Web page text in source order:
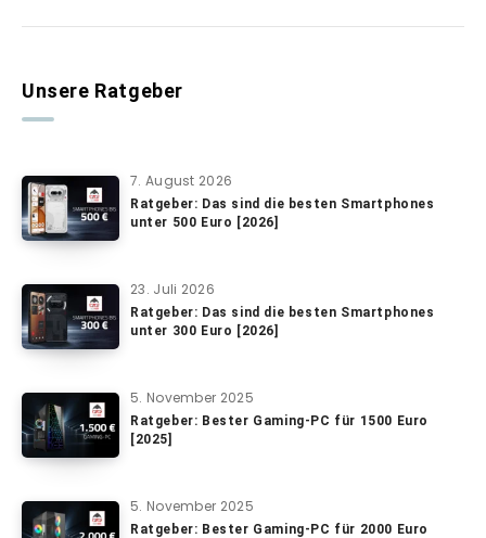
Unsere Ratgeber
7. August 2026
Ratgeber: Das sind die besten Smartphones
unter 500 Euro [2026]
23. Juli 2026
Ratgeber: Das sind die besten Smartphones
unter 300 Euro [2026]
5. November 2025
Ratgeber: Bester Gaming-PC für 1500 Euro
[2025]
5. November 2025
Ratgeber: Bester Gaming-PC für 2000 Euro